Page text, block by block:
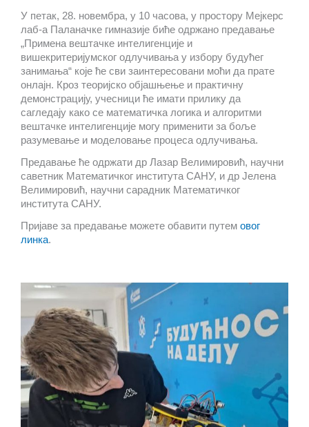
У петак, 28. новембра, у 10 часова, у простору Мејкерс
лаб-а Паланачке гимназије биће одржано предавање
„Примена вештачке интелигенције и
вишекритеријумског одлучивања у избору будућег
занимања“ које ће сви заинтересовани моћи да прате
онлајн. Кроз теоријско објашњење и практичну
демонстрацију, учесници ће имати прилику да
сагледају како се математичка логика и алгоритми
вештачке интелигенције могу применити за боље
разумевање и моделовање процеса одлучивања.
Предавање ће одржати др Лазар Велимировић, научни
саветник Математичког института САНУ, и др Јелена
Велимировић, научни сарадник Математичког
института САНУ.
Пријаве за предавање можете обавити путем овог
линка.